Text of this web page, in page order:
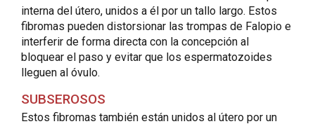
interna del útero, unidos a él por un tallo largo. Estos
fibromas pueden distorsionar las trompas de Falopio e
interferir de forma directa con la concepción al
bloquear el paso y evitar que los espermatozoides
lleguen al óvulo.
SUBSEROSOS
Estos fibromas también están unidos al útero por un